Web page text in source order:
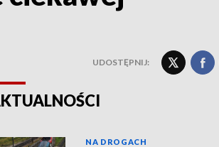
UDOSTĘPNIJ:
NA DROGACH